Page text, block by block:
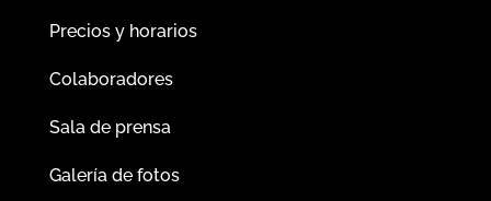
Precios y horarios
Colaboradores
Sala de prensa
Galería de fotos